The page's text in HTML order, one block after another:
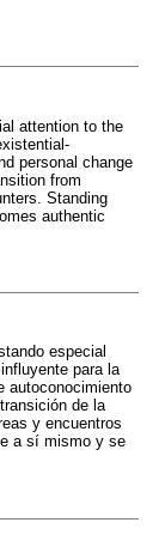
attention to the
personal change
from
Standing
authentic
especial
para la
autoconocimiento
de la
y encuentros
a sí mismo y se